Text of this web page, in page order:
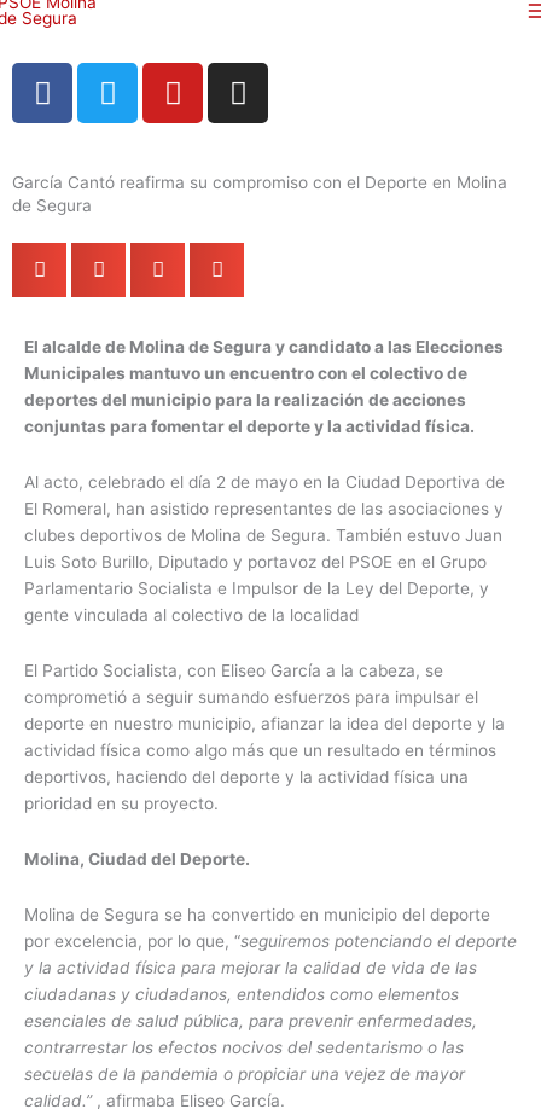
Ir
contenido
F
a
e
b
o
k
T
w
t
t
Y
o
u
I
n
a
a
García Cantó reafirma su compromiso con el Deporte en Molina
de Segura
El alcalde de Molina de Segura y candidato a las Elecciones
Municipales mantuvo un encuentro con el colectivo de
deportes del municipio para la realización de acciones
conjuntas para fomentar el deporte y la actividad física.
Al acto, celebrado el día 2 de mayo en la Ciudad Deportiva de
El Romeral, han asistido representantes de las asociaciones y
clubes deportivos de Molina de Segura. También estuvo Juan
Luis Soto Burillo, Diputado y portavoz del PSOE en el Grupo
Parlamentario Socialista e Impulsor de la Ley del Deporte, y
gente vinculada al colectivo de la localidad
El Partido Socialista, con Eliseo García a la cabeza, se
comprometió a seguir sumando esfuerzos para impulsar el
deporte en nuestro municipio, afianzar la idea del deporte y la
actividad física como algo más que un resultado en términos
deportivos, haciendo del deporte y la actividad física una
prioridad en su proyecto.
Molina, Ciudad del Deporte.
Molina de Segura se ha convertido en municipio del deporte
por excelencia, por lo que, “seguiremos potenciando el deporte
y la actividad física para mejorar la calidad de vida de las
ciudadanas y ciudadanos, entendidos como elementos
esenciales de salud pública, para prevenir enfermedades,
contrarrestar los efectos nocivos del sedentarismo o las
secuelas de la pandemia o propiciar una vejez de mayor
calidad.” , afirmaba Eliseo García.